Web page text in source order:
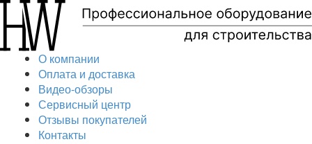
О компании
Оплата и доставка
Видео-обзоры
Сервисный центр
Отзывы покупателей
Контакты